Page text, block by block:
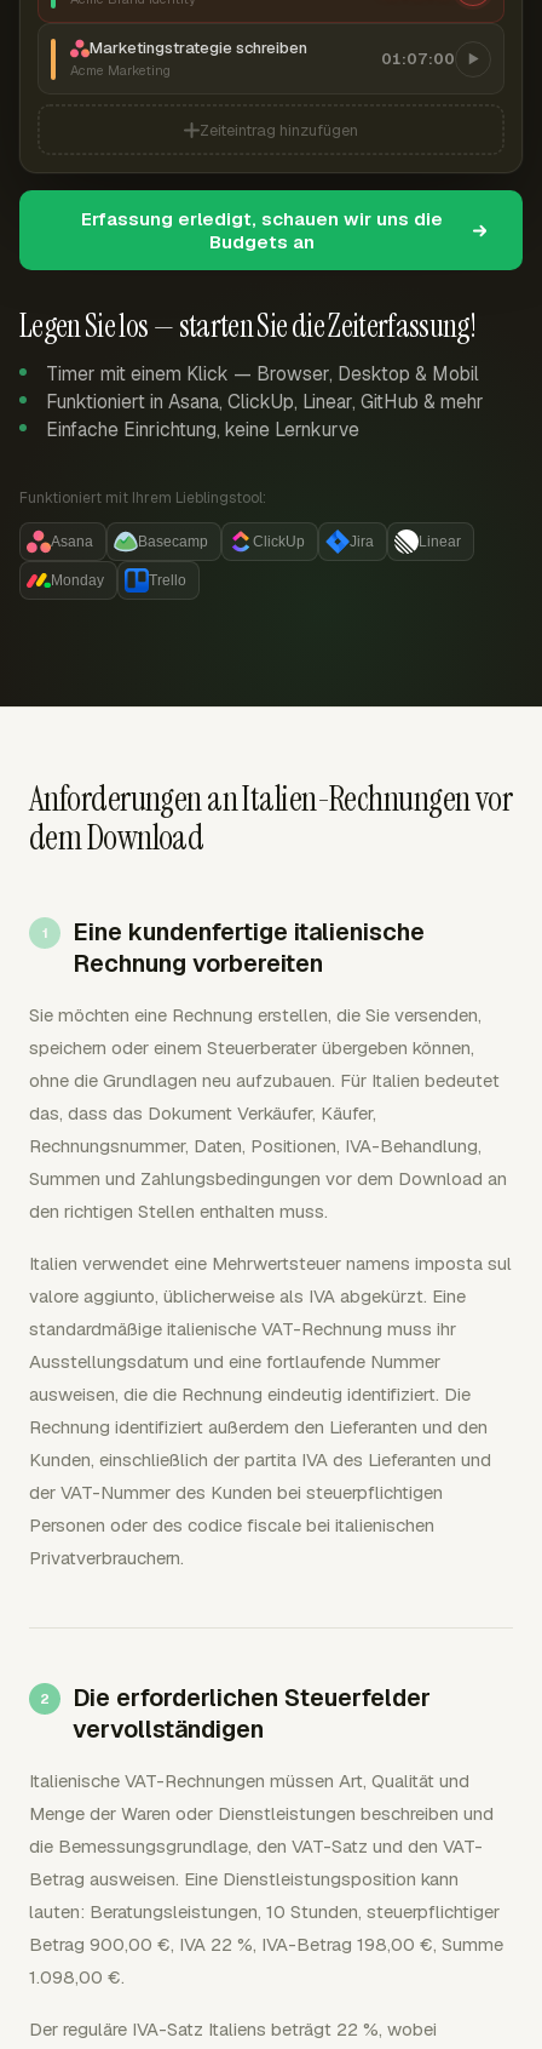
Legen Sie los — starten Sie die Zeiterfassung!
Timer mit einem Klick — Browser, Desktop & Mobil
Funktioniert in Asana, ClickUp, Linear, GitHub & mehr
Einfache Einrichtung, keine Lernkurve
Funktioniert mit Ihrem Lieblingstool:
Asana Basecamp ClickUp Jira Linear
Monday Trello
Marketingstrategie schreiben
Acme Marketing
01:07:00
Zeiteintrag hinzufügen
Erfassung erledigt, schauen wir uns die
Budgets an
Anforderungen an Italien-Rechnungen vor
dem Download
Eine kundenfertige italienische
Rechnung vorbereiten
Sie möchten eine Rechnung erstellen, die Sie versenden,
speichern oder einem Steuerberater übergeben können,
ohne die Grundlagen neu aufzubauen. Für Italien bedeutet
das, dass das Dokument Verkäufer, Käufer,
Rechnungsnummer, Daten, Positionen, IVA-Behandlung,
Summen und Zahlungsbedingungen vor dem Download an
den richtigen Stellen enthalten muss.
Italien verwendet eine Mehrwertsteuer namens imposta sul
valore aggiunto, üblicherweise als IVA abgekürzt. Eine
standardmäßige italienische VAT-Rechnung muss ihr
Ausstellungsdatum und eine fortlaufende Nummer
ausweisen, die die Rechnung eindeutig identifiziert. Die
Rechnung identifiziert außerdem den Lieferanten und den
Kunden, einschließlich der partita IVA des Lieferanten und
der VAT-Nummer des Kunden bei steuerpflichtigen
Personen oder des codice fiscale bei italienischen
Privatverbrauchern.
Die erforderlichen Steuerfelder
vervollständigen
Italienische VAT-Rechnungen müssen Art, Qualität und
Menge der Waren oder Dienstleistungen beschreiben und
die Bemessungsgrundlage, den VAT-Satz und den VAT-
Betrag ausweisen. Eine Dienstleistungsposition kann
lauten: Beratungsleistungen, 10 Stunden, steuerpflichtiger
Betrag 900,00 €, IVA 22 %, IVA-Betrag 198,00 €, Summe
1.098,00 €.
Der reguläre IVA-Satz Italiens beträgt 22 %, wobei